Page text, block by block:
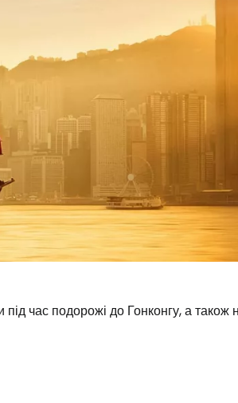
час подорожі до Гонконгу, а також